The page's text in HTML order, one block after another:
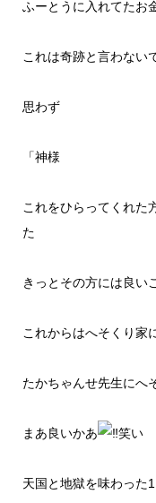
ふーとうに入れてたお
これは奇跡と言わない
思わず
「神様
これをひらってくれた
た
きっとその方には良い
これからはへそくり家
たかちゃんせ先生にへ
まあ良いかあ 笑い
天国と地獄を味わった